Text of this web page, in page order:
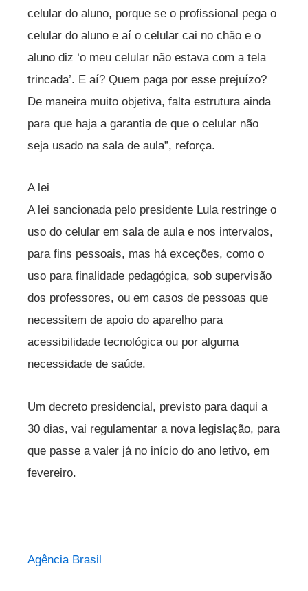
celular do aluno, porque se o profissional pega o
celular do aluno e aí o celular cai no chão e o
aluno diz ‘o meu celular não estava com a tela
trincada’. E aí? Quem paga por esse prejuízo?
De maneira muito objetiva, falta estrutura ainda
para que haja a garantia de que o celular não
seja usado na sala de aula”, reforça.
A lei
A lei sancionada pelo presidente Lula restringe o
uso do celular em sala de aula e nos intervalos,
para fins pessoais, mas há exceções, como o
uso para finalidade pedagógica, sob supervisão
dos professores, ou em casos de pessoas que
necessitem de apoio do aparelho para
acessibilidade tecnológica ou por alguma
necessidade de saúde.
Um decreto presidencial, previsto para daqui a
30 dias, vai regulamentar a nova legislação, para
que passe a valer já no início do ano letivo, em
fevereiro.
Agência Brasil